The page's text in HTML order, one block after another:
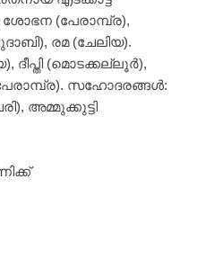
(പേരാമ്പ്ര),
രമ (ചേലിയ).
ദീപ്തി (മൊടക്കല്ലൂർ),
സഹോദരങ്ങൾ:
അമ്മുക്കുട്ടി